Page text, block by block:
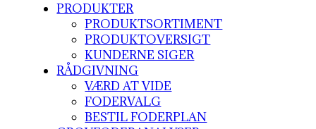
PRODUKTER
PRODUKTSORTIMENT
PRODUKTOVERSIGT
KUNDERNE SIGER
RÅDGIVNING
VÆRD AT VIDE
FODERVALG
BESTIL FODERPLAN